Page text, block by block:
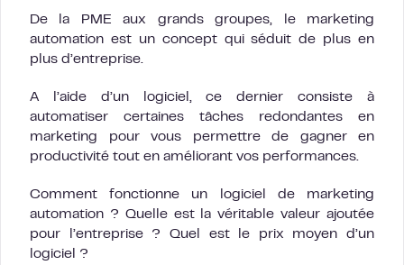
De la PME aux grands groupes, le marketing
automation est un concept qui séduit de plus en
plus d’entreprise.
A l’aide d’un logiciel, ce dernier consiste à
automatiser certaines tâches redondantes en
marketing pour vous permettre de gagner en
productivité tout en améliorant vos performances.
Comment fonctionne un logiciel de marketing
automation ? Quelle est la véritable valeur ajoutée
pour l’entreprise ? Quel est le prix moyen d’un
logiciel ?